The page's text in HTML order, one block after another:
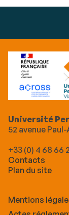
Université
52 avenue
+33 (0) 4 68 66
Contacts
Plan du site
Mentions